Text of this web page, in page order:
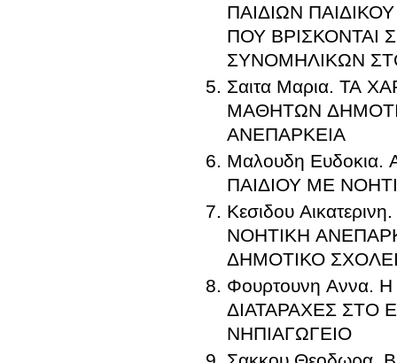
ΠΑΙΔΙΩΝ
ΠΟΥ ΒΡΙΣΚΟΝΤΑΙ
ΣΥΝΟΜΗΛΙΚΩΝ
Σαιτα Μαρια. ΤΑ
ΜΑΘΗΤΩΝ
ΑΝΕΠΑΡΚΕΙΑ
Μαλουδη
ΠΑΙΔΙΟΥ ΜΕ
Κεσιδου
ΝΟΗΤΙΚΗ
ΔΗΜΟΤΙΚΟ
Φουρτουνη Αννα.
ΔΙΑΤΑΡΑΧΕΣ ΣΤΟ
ΝΗΠΙΑΓΩΓΕΙΟ